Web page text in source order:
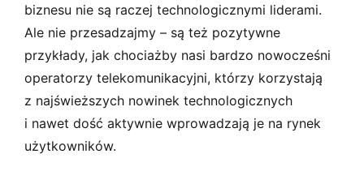
biznesu nie są raczej technologicznymi liderami.
Ale nie przesadzajmy – są też pozytywne
przykłady, jak chociażby nasi bardzo nowocześni
operatorzy telekomunikacyjni, którzy korzystają
z najświeższych nowinek technologicznych
i nawet dość aktywnie wprowadzają je na rynek
użytkowników.